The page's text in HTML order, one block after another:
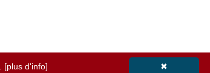
✖
[plus d'info]